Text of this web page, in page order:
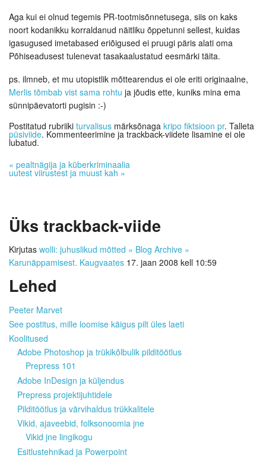
Aga kui ei olnud tegemis PR-tootmisõnnetusega, siis on kaks
noort kodanikku korraldanud näitliku õppetunni sellest, kuidas
igasugused imetabased eriõigused ei pruugi päris alati oma
Põhiseadusest tulenevat tasakaalustatud eesmärki täita.
ps. ilmneb, et mu utopistlik mõttearendus ei ole eriti originaalne,
Merlis tõmbab vist sama rohtu ja jõudis ette, kuniks mina ema
sünnipäevatorti pugisin :-)
Postitatud rubriiki turvalisus märksõnaga kripo fiktsioon pr. Talleta
püsiviide. Kommenteerimine ja trackback-viidete lisamine ei ole
lubatud.
« pealtnägija ja küberkriminaalia
uutest viirustest ja muust kah »
Üks trackback-viide
Kirjutas wolli: juhuslikud mõtted » Blog Archive »
Karunäppamisest. Kaugvaates 17. jaan 2008 kell 10:59
Lehed
Peeter Marvet
See postitus, mille loomise käigus pilt üles laeti
Koolitused
Adobe Photoshop ja trükikõlbulik pilditöötlus
Prepress 101
Adobe InDesign ja küljendus
Prepress projektijuhtidele
Pilditöötlus ja värvihaldus trükkalitele
Vikid, ajaveebid, folksonoomia jne
Vikid jne lingikogu
Esitlustehnikad ja Powerpoint